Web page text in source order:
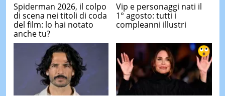
Spiderman 2026, il colpo
di scena nei titoli di coda
del film: lo hai notato
anche tu?
Vip e personaggi nati il
1° agosto: tutti i
compleanni illustri